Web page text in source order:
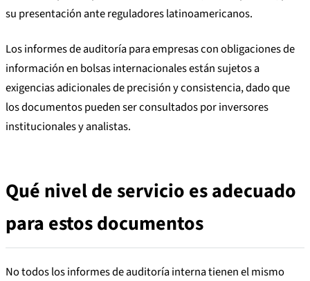
su presentación ante reguladores latinoamericanos.
Los informes de auditoría para empresas con obligaciones de
información en bolsas internacionales están sujetos a
exigencias adicionales de precisión y consistencia, dado que
los documentos pueden ser consultados por inversores
institucionales y analistas.
Qué nivel de servicio es adecuado
para estos documentos
No todos los informes de auditoría interna tienen el mismo